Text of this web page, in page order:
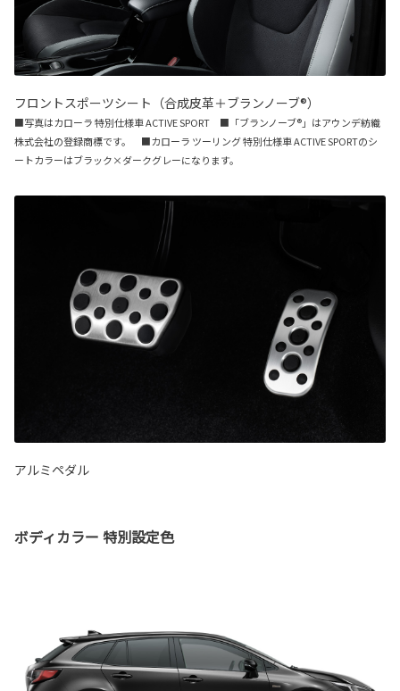
フロントスポーツシート（合成皮革＋ブランノーブ®）
■写真はカローラ 特別仕様車 ACTIVE SPORT ■「ブランノーブ®」はアウンデ紡織
株式会社の登録商標です。 ■カローラ ツーリング 特別仕様車 ACTIVE SPORTのシ
ートカラーはブラック×ダークグレーになります。
アルミペダル
ボディカラー 特別設定色